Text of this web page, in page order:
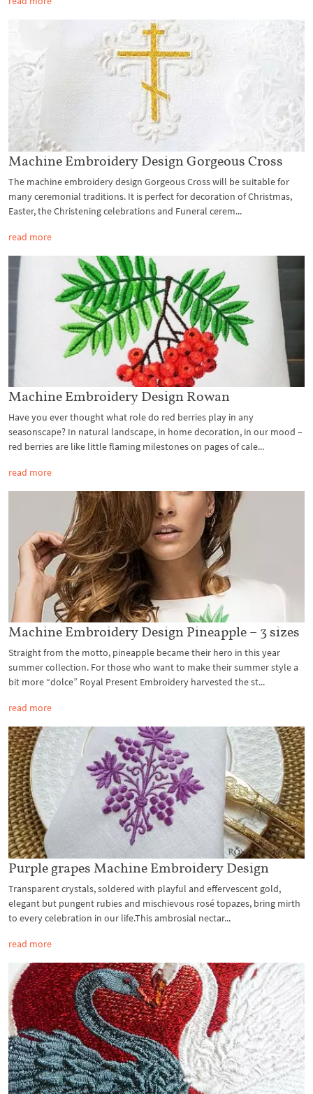
Machine Embroidery Design Gorgeous Cross
The machine embroidery design Gorgeous Cross will be suitable for
many ceremonial traditions. It is perfect for decoration of Christmas,
Easter, the Christening celebrations and Funeral cerem...
read more
Machine Embroidery Design Rowan
Have you ever thought what role do red berries play in any
seasonscape? In natural landscape, in home decoration, in our mood –
red berries are like little flaming milestones on pages of cale...
read more
Machine Embroidery Design Pineapple – 3 sizes
Straight from the motto, pineapple became their hero in this year
summer collection. For those who want to make their summer style a
bit more “dolce” Royal Present Embroidery harvested the st...
read more
Purple grapes Machine Embroidery Design
Transparent crystals, soldered with playful and effervescent gold,
elegant but pungent rubies and mischievous rosé topazes, bring mirth
to every celebration in our life.This ambrosial nectar...
read more